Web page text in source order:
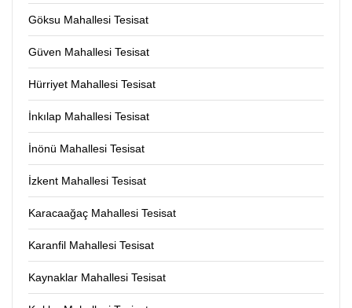
Göksu Mahallesi Tesisat
Güven Mahallesi Tesisat
Hürriyet Mahallesi Tesisat
İnkılap Mahallesi Tesisat
İnönü Mahallesi Tesisat
İzkent Mahallesi Tesisat
Karacaağaç Mahallesi Tesisat
Karanfil Mahallesi Tesisat
Kaynaklar Mahallesi Tesisat